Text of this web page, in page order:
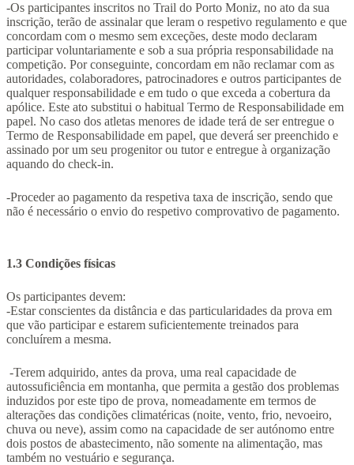
-Os participantes inscritos no Trail do Porto Moniz, no ato da sua
inscrição, terão de assinalar que leram o respetivo regulamento e que
concordam com o mesmo sem exceções, deste modo declaram
participar voluntariamente e sob a sua própria responsabilidade na
competição. Por conseguinte, concordam em não reclamar com as
autoridades, colaboradores, patrocinadores e outros participantes de
qualquer responsabilidade e em tudo o que exceda a cobertura da
apólice. Este ato substitui o habitual Termo de Responsabilidade em
papel. No caso dos atletas menores de idade terá de ser entregue o
Termo de Responsabilidade em papel, que deverá ser preenchido e
assinado por um seu progenitor ou tutor e entregue à organização
aquando do check-in.
-Proceder ao pagamento da respetiva taxa de inscrição, sendo que
não é necessário o envio do respetivo comprovativo de pagamento.
1.3 Condições físicas
Os participantes devem:
-Estar conscientes da distância e das particularidades da prova em
que vão participar e estarem suficientemente treinados para
concluírem a mesma.
-Terem adquirido, antes da prova, uma real capacidade de
autossuficiência em montanha, que permita a gestão dos problemas
induzidos por este tipo de prova, nomeadamente em termos de
alterações das condições climatéricas (noite, vento, frio, nevoeiro,
chuva ou neve), assim como na capacidade de ser autónomo entre
dois postos de abastecimento, não somente na alimentação, mas
também no vestuário e segurança.